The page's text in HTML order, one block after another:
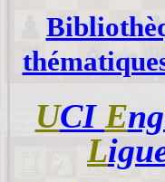
UCI E
L